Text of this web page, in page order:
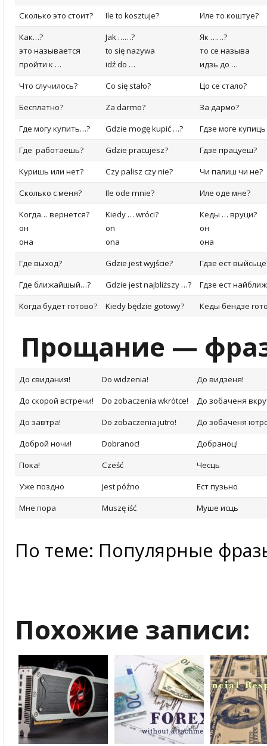
Сколько это стоит?
Ile to kosztuje?
Иле то коштуе?
Как…?
это называется
пройти к …
Jak ……?
to się nazywa
idź do …
Як ……?
то се называ
идзь до …
Что случилось?
Co się stało?
Цо се стало?
Бесплатно?
Za darmo?
За дармо?
Где могу купить…?
Gdzie mogę kupić …?
Гдзе моге
Где работаешь?
Gdzie pracujesz?
Гдзе працуеш?
Куришь или нет?
Czy palisz czy nie?
Чи палиш чи не?
Сколько с меня?
Ile ode mnie?
Иле оде мне?
Когда… вернется?
он
она
Kiedy … wróci?
on
ona
Кеды … вруци?
он
она
Где выход?
Gdzie jest wyjście?
Гдзе ест
Где ближайшый…?
Gdzie jest najbliższy …?
Гдзе ест
Когда будет готово?
Kiedy będzie gotowy? Кеды бендзе
Прощание —
До свидания! Do widzenia!
До видзеня!
До скорой встречи!
Do zobaczenia wkrótce!
До зобаченя
До завтра!
Do zobaczenia jutro!
До зобаченя
Доброй ночи!
Dobranoc!
Добраноц!
Пока!
Cześć
Чесць
Уже поздно
Jest późno
Ест пузьно
Мне пора
Muszę iść Муше исць
По теме: Популярные
Похожие записи: